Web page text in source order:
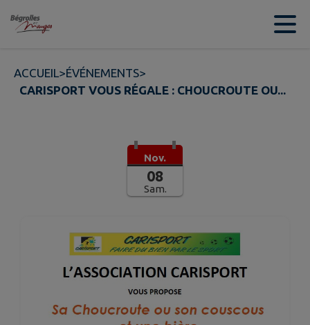
Contenu
ACCUEIL>ÉVÉNEMENTS>
CARISPORT VOUS RÉGALE : CHOUCROUTE OU...
Nov.
08
Sam.